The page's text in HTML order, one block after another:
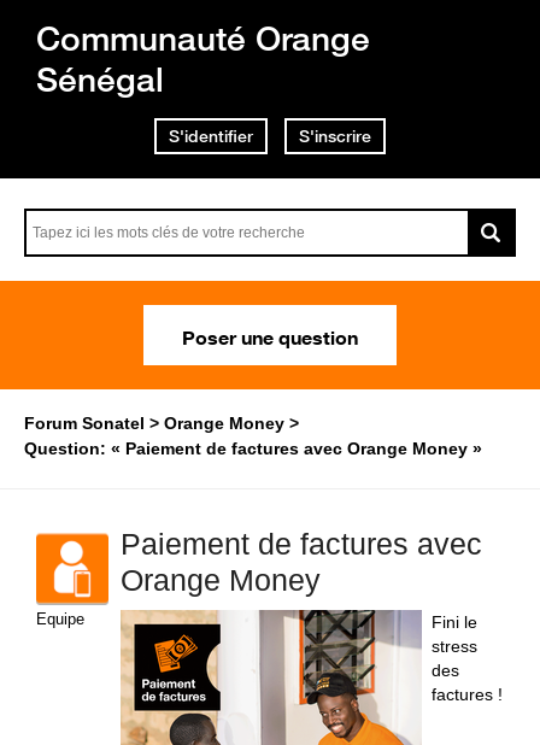
Communauté Orange
Sénégal
S'identifier S'inscrire
Poser une question
Forum Sonatel
Orange Money
Question: « Paiement de factures avec Orange Money »
Paiement de factures avec
Orange Money
Fini le
stress
des
factures !
Equipe